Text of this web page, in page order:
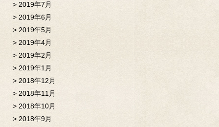
2019年7月
2019年6月
2019年5月
2019年4月
2019年2月
2019年1月
2018年12月
2018年11月
2018年10月
2018年9月